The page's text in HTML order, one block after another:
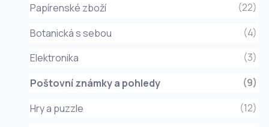
Papírenské zboží
(22)
Botanická s sebou
(4)
Elektronika
(3)
Poštovní známky a pohledy
(9)
Hry a puzzle
(12)